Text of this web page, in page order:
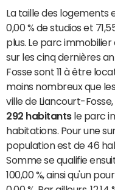
La taille des logements
0,00 % de studios et
plus. Le parc immobilier
sur les cinq dernières
Fosse sont 11 à être
moins nombreux que les
ville de Liancourt-
292 habitantsle parc
habitations. Pour une
population est de 46
Somme se qualifie
100,00 %, ainsi qu'un